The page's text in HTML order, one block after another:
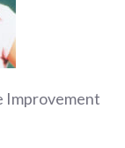
Improvement